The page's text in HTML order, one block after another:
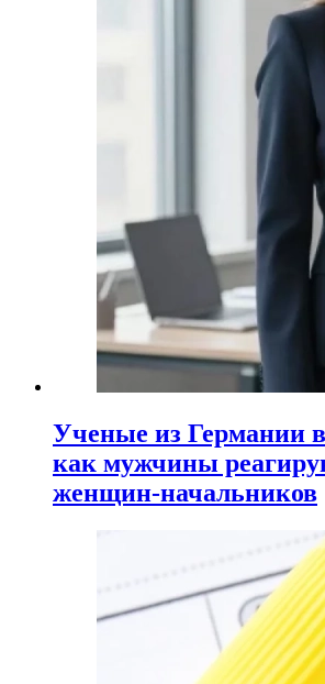
Ученые из Германии
как мужчины
женщин-начальников